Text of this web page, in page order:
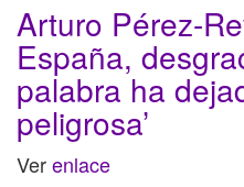
Arturo Pérez-
España,
palabra ha
peligrosa’
Verenlace